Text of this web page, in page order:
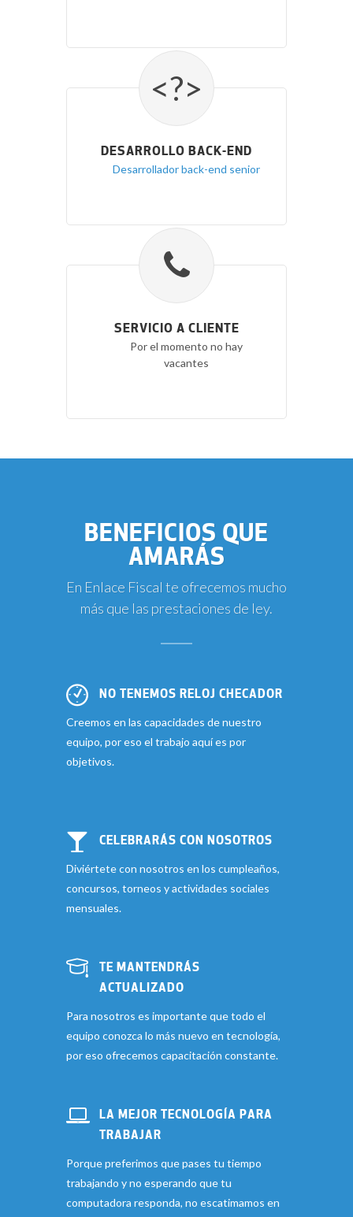
<?>
DESARROLLO BACK-END
Desarrollador back-end senior
SERVICIO A CLIENTE
Por el momento no hay
vacantes
BENEFICIOS QUE
AMARÁS
En Enlace Fiscal te ofrecemos mucho
más que las prestaciones de ley.
NO TENEMOS RELOJ CHECADOR
Creemos en las capacidades de nuestro
equipo, por eso el trabajo aquí es por
objetivos.
CELEBRARÁS CON NOSOTROS
Diviértete con nosotros en los cumpleaños,
concursos, torneos y actividades sociales
mensuales.
TE MANTENDRÁS
ACTUALIZADO
Para nosotros es importante que todo el
equipo conozca lo más nuevo en tecnología,
por eso ofrecemos capacitación constante.
LA MEJOR TECNOLOGÍA PARA
TRABAJAR
Porque preferimos que pases tu tiempo
trabajando y no esperando que tu
computadora responda, no escatimamos en